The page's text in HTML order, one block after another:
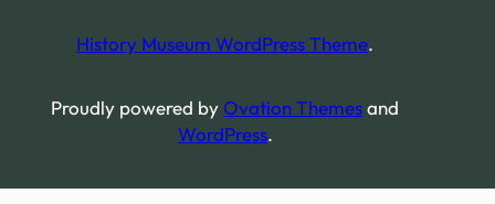
History Museum WordPress Theme.
Proudly powered byOvation Themesand
WordPress.